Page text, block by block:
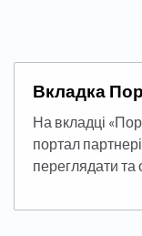
Вкладка
На вкладці
портал
переглядати